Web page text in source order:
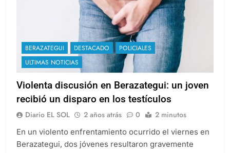
BERAZATEGUI DESTACADO
POLICIALES
ULTIMAS NOTICIAS
Violenta discusión en Berazategui: un joven
recibió un disparo en los testículos
Diario EL SOL 2 años atrás 0 2 minutos
En un violento enfrentamiento ocurrido el viernes en
Berazategui, dos jóvenes resultaron gravemente